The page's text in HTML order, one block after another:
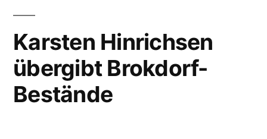
Karsten Hinrichsen
übergibt Brokdorf-
Bestände